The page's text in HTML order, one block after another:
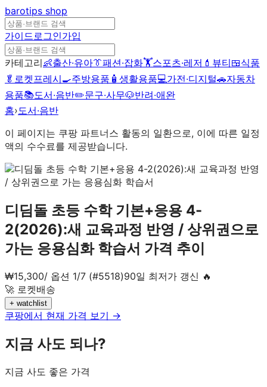
barotips shop
가이드로그인가입
카테고리👶출산·유아👔패션·잡화🏋️스포츠·레저 💄 뷰티🍱식품
🥬 로켓프레시🍳주방용품 🧴 생활용품💻가전·디지털🚗자동차
용품📚도서·음반✏️문구·사무🐶반려·애완
홈›도서·음반
이 페이지는 쿠팡 파트너스 활동의 일환으로, 이에 따른 일정
액의 수수료를 제공받습니다.
디딤돌 초등 수학 기본+응용 4-
2(2026):새 교육과정 반영 / 상위권으로
가는 응용심화 학습서 가격 추이
₩15,300/ 옵션 1/7 (#5518)90일 최저가 갱신 🔥
🚀 로켓배송
+ watchlist
쿠팡에서 현재 가격 보기 →
지금 사도 되나?
지금 사도 좋은 가격